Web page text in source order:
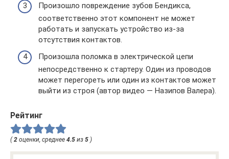
Произошло повреждение зубов Бендикса,
соответственно этот компонент не может
работать и запускать устройство из-за
отсутствия контактов.
Произошла поломка в электрической цепи
непосредственно к стартеру. Один из проводов
может перегореть или один из контактов может
выйти из строя (автор видео — Назипов Валера).
Рейтинг
(2 оценки, среднее 4.5 из 5 )